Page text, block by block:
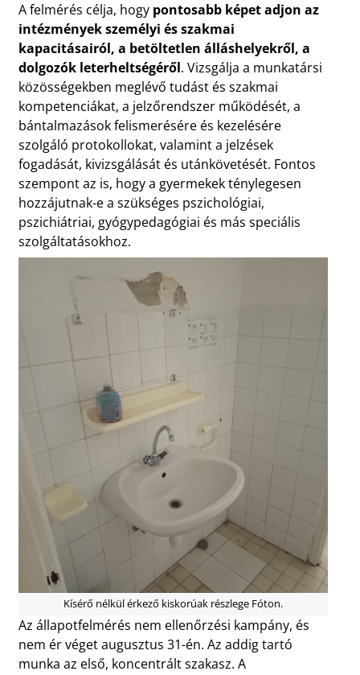
A felmérés célja, hogy pontosabb képet adjon az
intézmények személyi és szakmai
kapacitásairól, a betöltetlen álláshelyekről, a
dolgozók leterheltségéről. Vizsgálja a munkatársi
közösségekben meglévő tudást és szakmai
kompetenciákat, a jelzőrendszer működését, a
bántalmazások felismerésére és kezelésére
szolgáló protokollokat, valamint a jelzések
fogadását, kivizsgálását és utánkövetését. Fontos
szempont az is, hogy a gyermekek ténylegesen
hozzájutnak-e a szükséges pszichológiai,
pszichiátriai, gyógypedagógiai és más speciális
szolgáltatásokhoz.
Kísérő nélkül érkező kiskorúak részlege Fóton.
Az állapotfelmérés nem ellenőrzési kampány, és
nem ér véget augusztus 31-én. Az addig tartó
munka az első, koncentrált szakasz. A